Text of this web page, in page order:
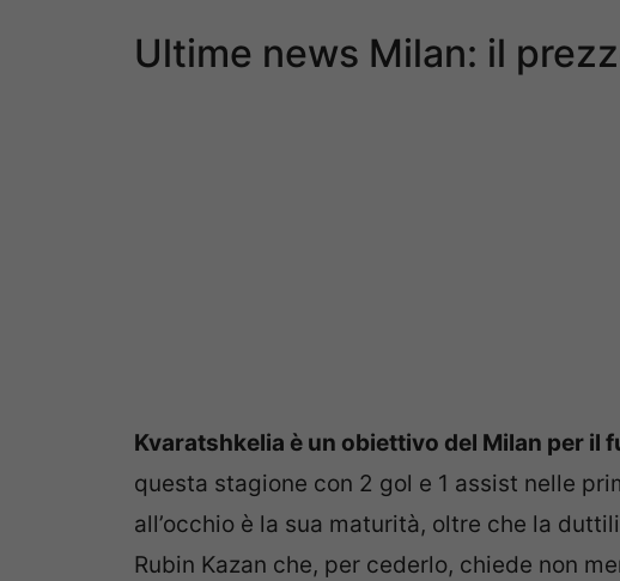
Ultime news Milan: il
Kvaratshkelia è un obiettivo del Milan per il
questa stagione con 2 gol e 1 assist nelle
all’occhio è la sua maturità, oltre che la
Rubin Kazan che, per cederlo, chiede non